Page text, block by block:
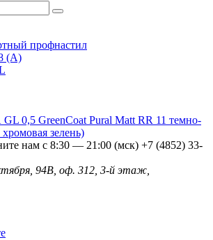
профнастил
(А)
нам с 8:30 — 21:00 (мск) +7 (4852) 33-
94В, оф. 312, 3-й этаж,